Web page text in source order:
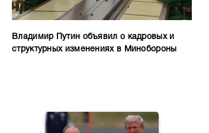
Владимир Путин объявил о кадровых и
структурных изменениях в Минобороны